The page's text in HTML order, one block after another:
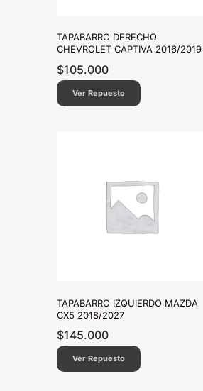
TAPABARRO DERECHO
CHEVROLET CAPTIVA 2016/2019
$105.000
Ver Repuesto
TAPABARRO IZQUIERDO MAZDA
CX5 2018/2027
$145.000
Ver Repuesto